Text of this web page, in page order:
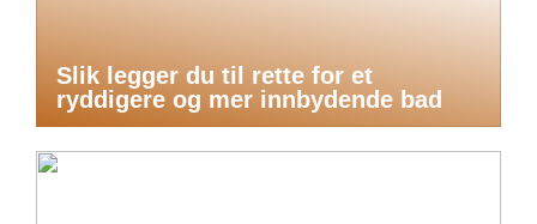
Slik legger du til rette for et
ryddigere og mer innbydende bad